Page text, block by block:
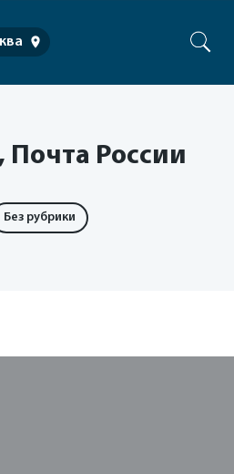
Почта России
Без рубрики